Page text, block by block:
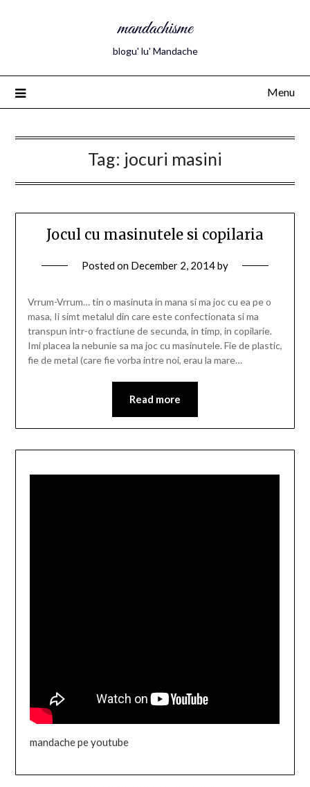
mandachisme
blogu' lu' Mandache
Menu
Tag: jocuri masini
Jocul cu masinutele si copilaria
Posted on December 2, 2014by
Vrrum-Vrrum… tin o masinuta in mana si ma joc cu ea pe o
masa, Ii simt metalul din care este confectionata si ma
transpun intr-o fractiune de secunda, in timp, in copilarie.
Imi placea la nebunie sa ma joc cu masinutele. Fie de plastic,
fie de metal (care fie vorba intre noi, erau la mare…
Read more
mandache pe youtube